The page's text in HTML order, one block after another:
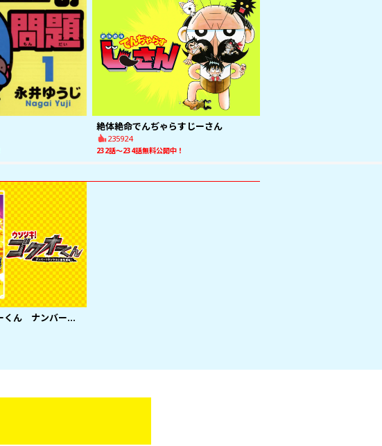
絶体絶命でんぢゃらすじーさん
235924
232話〜234話無料公開中！
ウソツキ！ゴクオーくん ナンバー１ウソツキ小学生登場！